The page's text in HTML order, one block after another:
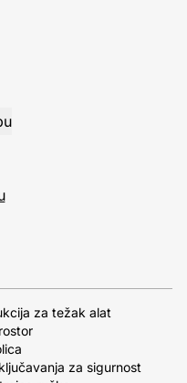
za težak alat
za sigurnost